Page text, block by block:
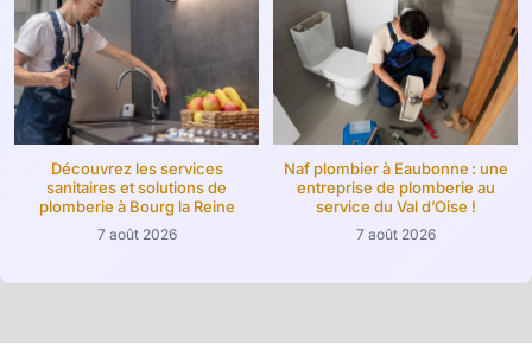
Découvrez les services
sanitaires et solutions de
plomberie à Bourg la Reine
7 août 2026
Naf plombier à Eaubonne : une
entreprise de plomberie au
service du Val d’Oise !
7 août 2026